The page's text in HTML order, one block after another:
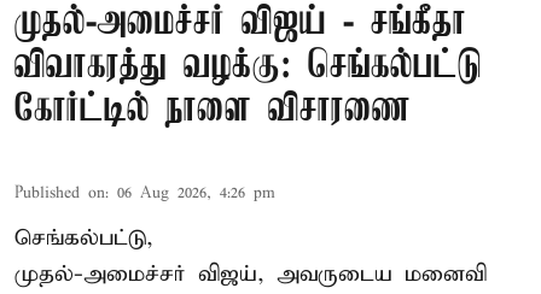
முதல்-அமைச்சர் விஜய் - சங்கீதா
விவாகரத்து வழக்கு: செங்கல்பட்டு
கோர்ட்டில் நாளை விசாரணை
Published on: 06 Aug 2026, 4:26 pm
செங்கல்பட்டு,
முதல்-அமைச்சர் விஜய், அவருடைய மனைவி